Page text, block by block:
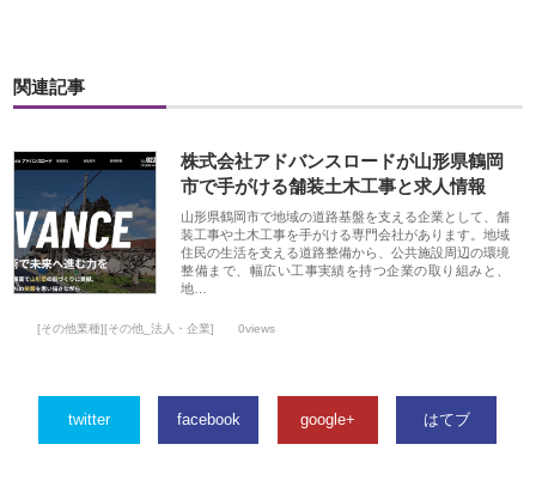
関連記事
株式会社アドバンスロードが山形県鶴岡
市で手がける舗装土木工事と求人情報
山形県鶴岡市で地域の道路基盤を支える企業として、舗
装工事や土木工事を手がける専門会社があります。地域
住民の生活を支える道路整備から、公共施設周辺の環境
整備まで、幅広い工事実績を持つ企業の取り組みと、
地…
[その他業種][その他_法人・企業] 0views
twitter facebook google+ はてブ